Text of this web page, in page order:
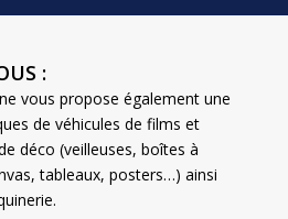
:
vous propose également une
de véhicules de films et
déco (veilleuses, boîtes à
tableaux, posters…) ainsi